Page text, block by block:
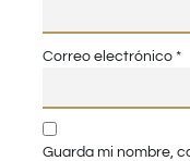
Correo electrónico *
Guarda mi nombre,